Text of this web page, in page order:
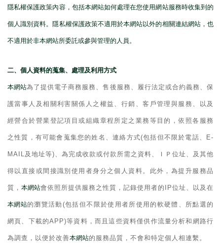
隱私權保護政策內容，包括本網站如何處理在您使用網站服務時收集到的
個人識別資料。隱私權保護政策不適用於本網站以外的相關連結網站，也
不適用於非本網站所委託或參與管理的人員。
二、個人資料的蒐集、處理及利用方式
本網站為了提供電子商務服務、售後服務、履行法定或合約義務、保
護當事人及相關利害關係人之權益、行銷、客戶管理與服務、以及
經營合於營業登記項目或組織章程所定之業務等目的，依照各服務
之性質，有可能會蒐集您的姓名、連絡方式(包括但不限於電話、 E-
MAIL及地址等)、為完成收款或付款所需之資料、ＩＰ位址、及其他
得以直接或間接識別使用者身分之個人資料。此外，為提升服務品
質， 本網站會依照所提供服務之性質，記錄使用者的 IP位址、以及在
本網站的瀏覽活動 (包括但不限於使用者所使用的軟硬體、所點選的
網頁、下載的APP)等資料，而且這些資料僅供作流量分析和網路行
為調查，以便於改善本網站的服務品質，不會和特定個人相連繫。